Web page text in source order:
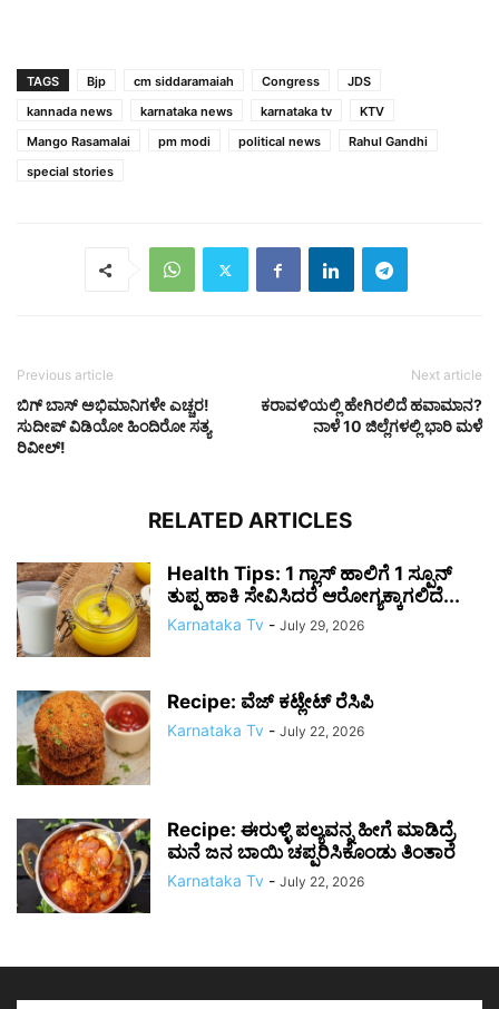
TAGS Bjp cm siddaramaiah Congress
JDS
kannada news
karnataka news karnataka tv
KTV
Mango Rasamalai
pm modi political news
Rahul Gandhi
special stories
Previous article
ಬಿಗ್ ಬಾಸ್ ಅಭಿಮಾನಿಗಳೇ ಎಚ್ಚರ!
ಸುದೀಪ್ ವಿಡಿಯೋ ಹಿಂದಿರೋ ಸತ್ಯ
ರಿವೀಲ್!
Next article
ಕರಾವಳಿಯಲ್ಲಿ ಹೇಗಿರಲಿದೆ ಹವಾಮಾನ?
ನಾಳೆ 10 ಜಿಲ್ಲೆಗಳಲ್ಲಿ ಭಾರಿ ಮಳೆ
RELATED ARTICLES
Health Tips: 1 ಗ್ಲಾಸ್ ಹಾಲಿಗೆ 1 ಸ್ಪೂನ್
ತುಪ್ಪ ಹಾಕಿ ಸೇವಿಸಿದರೆ ಆರೋಗ್ಯಕ್ಕಾಗಲಿದೆ...
Karnataka Tv - July 29, 2026
Recipe: ವೆಜ್ ಕಟ್ಲೇಟ್ ರೆಸಿಪಿ
Karnataka Tv - July 22, 2026
Recipe: ಈರುಳ್ಳಿ ಪಲ್ಯವನ್ನ ಹೀಗೆ ಮಾಡಿದ್ರೆ
ಮನೆ ಜನ ಬಾಯಿ ಚಪ್ಪರಿಸಿಕೊಂಡು ತಿಂತಾರೆ
Karnataka Tv - July 22, 2026